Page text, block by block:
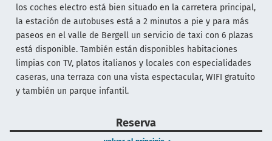
los coches electro está bien situado en la carretera principal,
la estación de autobuses está a 2 minutos a pie y para más
paseos en el valle de Bergell un servicio de taxi con 6 plazas
está disponible. También están disponibles habitaciones
limpias con TV, platos italianos y locales con especialidades
caseras, una terraza con una vista espectacular, WIFI gratuito
y también un parque infantil.
Reserva